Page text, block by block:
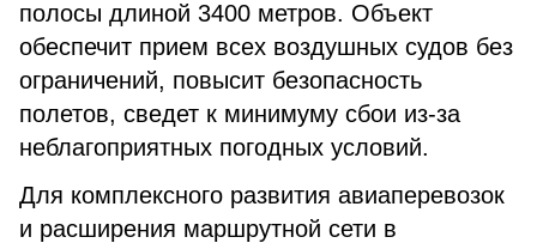
полосы длиной 3400 метров. Объект
обеспечит прием всех воздушных судов без
ограничений, повысит безопасность
полетов, сведет к минимуму сбои из-за
неблагоприятных погодных условий.
Для комплексного развития авиаперевозок
и расширения маршрутной сети в